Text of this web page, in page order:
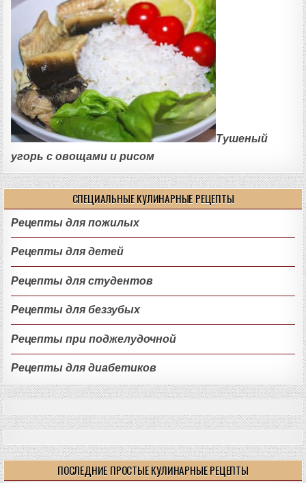
Тушеный
угорь с овощами и рисом
СПЕЦИАЛЬНЫЕ КУЛИНАРНЫЕ РЕЦЕПТЫ
Рецепты для пожилых
Рецепты для детей
Рецепты для студентов
Рецепты для беззубых
Рецепты при поджелудочной
Рецепты для диабетиков
ПОСЛЕДНИЕ ПРОСТЫЕ КУЛИНАРНЫЕ РЕЦЕПТЫ